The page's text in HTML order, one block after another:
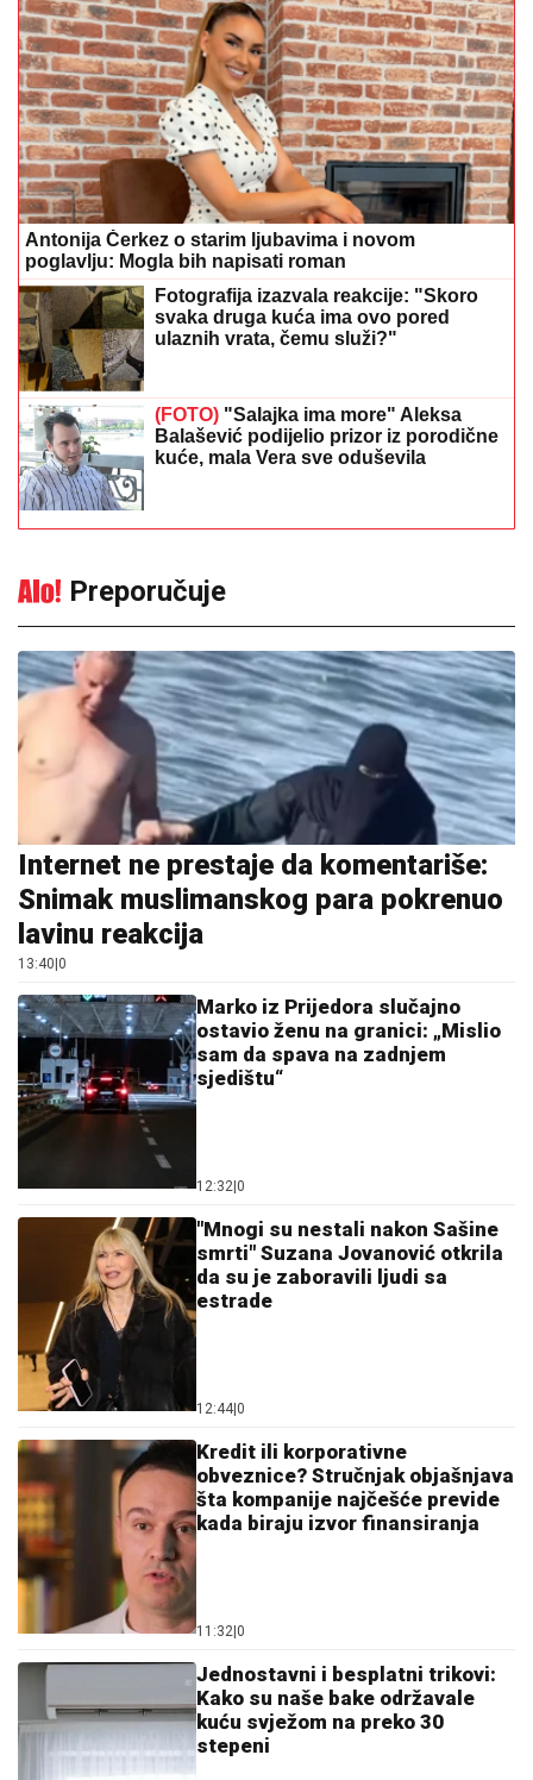
Antonija Čerkez o starim ljubavima i novom
poglavlju: Mogla bih napisati roman
Fotografija izazvala reakcije: "Skoro
svaka druga kuća ima ovo pored
ulaznih vrata, čemu služi?"
(FOTO) "Salajka ima more" Aleksa
Balašević podijelio prizor iz porodične
kuće, mala Vera sve oduševila
Preporučuje
Internet ne prestaje da komentariše:
Snimak muslimanskog para pokrenuo
lavinu reakcija
13:40 0
Marko iz Prijedora slučajno
ostavio ženu na granici: „Mislio
sam da spava na zadnjem
sjedištu“
12:32 0
"Mnogi su nestali nakon Sašine
smrti" Suzana Jovanović otkrila
da su je zaboravili ljudi sa
estrade
12:44 0
Kredit ili korporativne
obveznice? Stručnjak objašnjava
šta kompanije najčešće previde
kada biraju izvor finansiranja
11:32 0
Jednostavni i besplatni trikovi:
Kako su naše bake održavale
kuću svježom na preko 30
stepeni